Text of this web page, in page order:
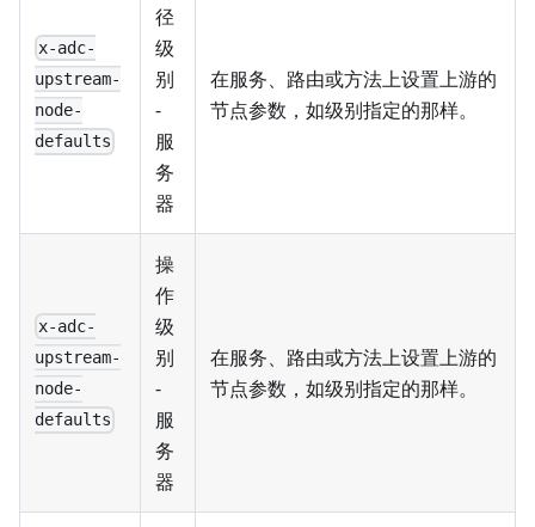
x-adc-
upstream-
node-
defaults
径
级
别
-
服
务
器
在服务、路由或方法上设置上游的
节点参数，如级别指定的那样。
x-adc-
upstream-
node-
defaults
操
作
级
别
-
服
务
器
在服务、路由或方法上设置上游的
节点参数，如级别指定的那样。